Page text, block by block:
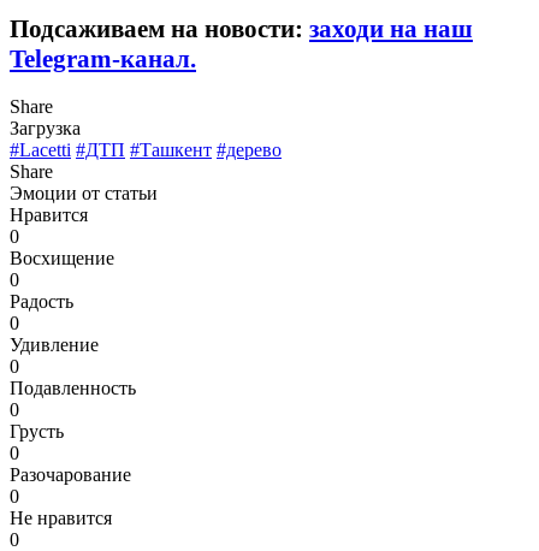
Подсаживаем на новости: заходи на наш
Telegram-канал.
Share
Загрузка
#Lacetti #ДТП #Ташкент #дерево
Share
Эмоции от статьи
Нравится
0
Восхищение
0
Радость
0
Удивление
0
Подавленность
0
Грусть
0
Разочарование
0
Не нравится
0